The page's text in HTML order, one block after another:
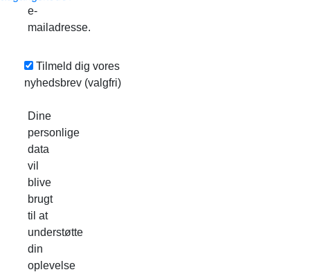
e-
mailadresse.
Tilmeld dig vores
nyhedsbrev (valgfri)
Dine
personlige
data
vil
blive
brugt
til at
understøtte
din
oplevelse